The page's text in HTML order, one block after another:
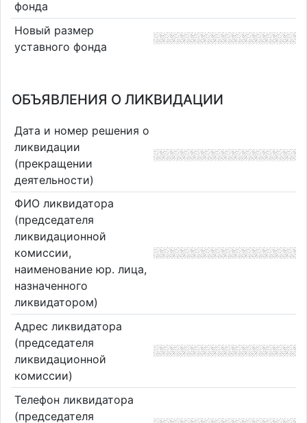
фонда
Новый размер
уставного фонда
ОБЪЯВЛЕНИЯ О ЛИКВИДАЦИИ
Дата и номер решения о
ликвидации
(прекращении
деятельности)
ФИО ликвидатора
(председателя
ликвидационной
комиссии,
наименование юр. лица,
назначенного
ликвидатором)
Адрес ликвидатора
(председателя
ликвидационной
комиссии)
Телефон ликвидатора
(председателя